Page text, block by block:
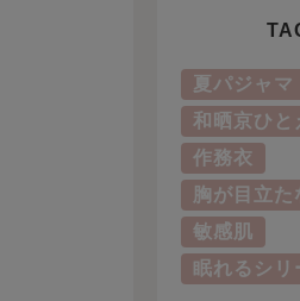
夏パジャマ
和晒京ひと
作務衣
胸が目立た
敏感肌
眠れるシリ